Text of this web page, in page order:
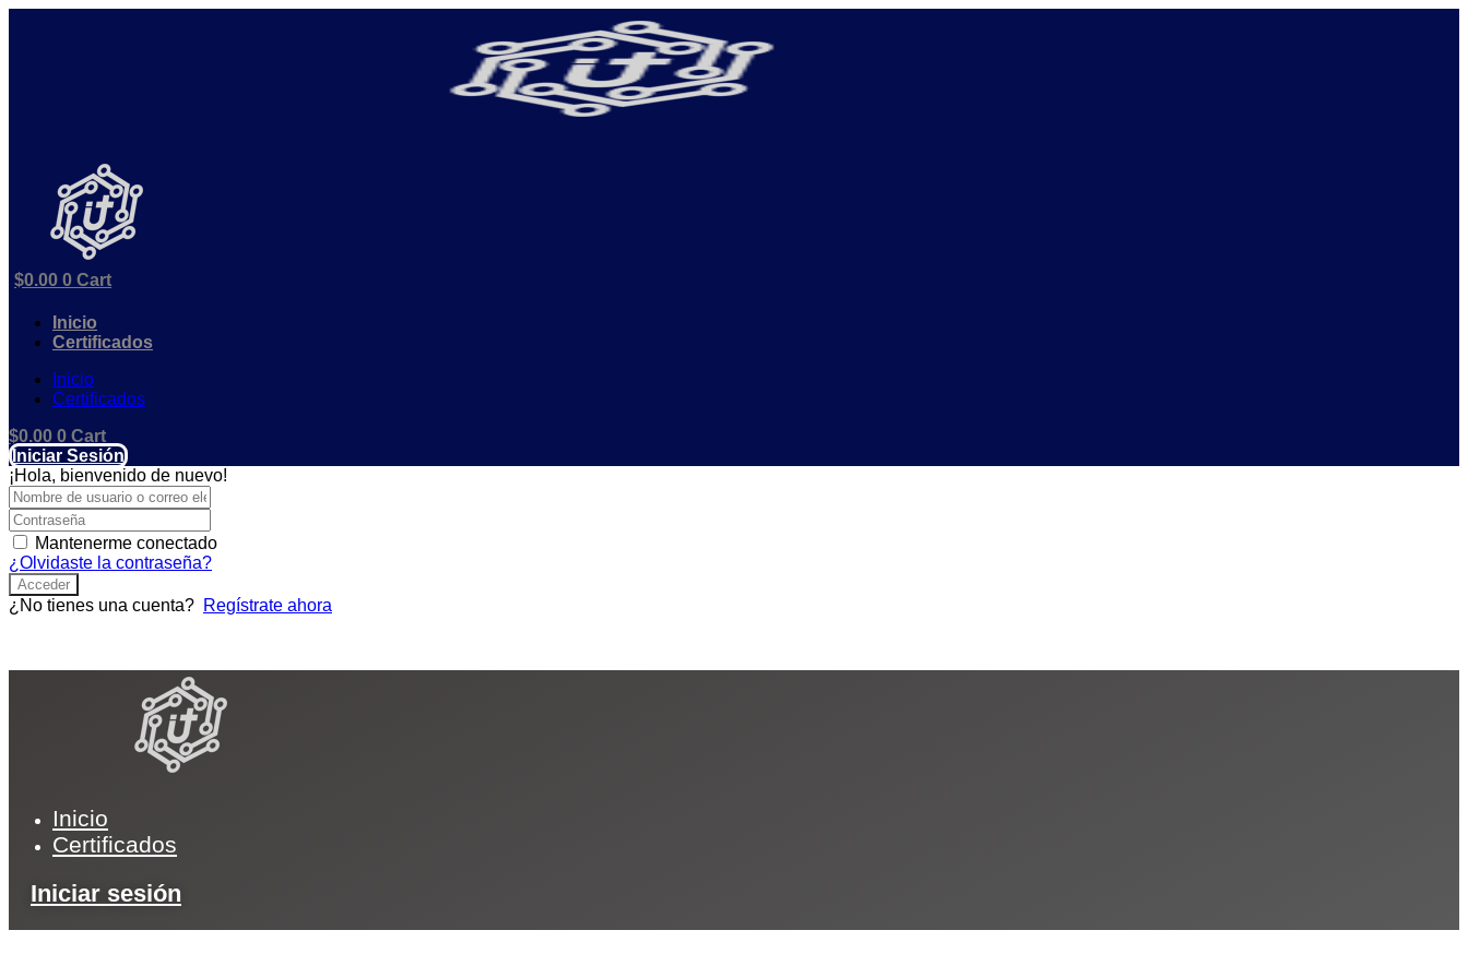
$0.00 0 Cart
Inicio
Certificados
Inicio
Certificados
$0.00 0 Cart
Iniciar Sesión
¡Hola, bienvenido de nuevo!
Mantenerme conectado
¿Olvidaste la contraseña?
Acceder
¿No tienes una cuenta? Regístrate ahora
Inicio
Certificados
Iniciar sesión